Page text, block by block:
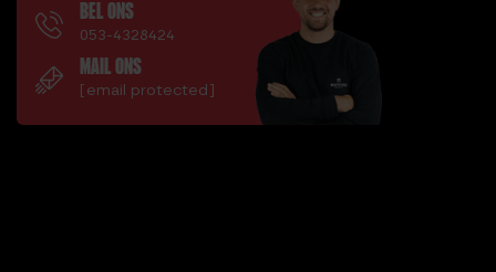
BEL ONS
053-4328424
MAIL ONS
[email protected]